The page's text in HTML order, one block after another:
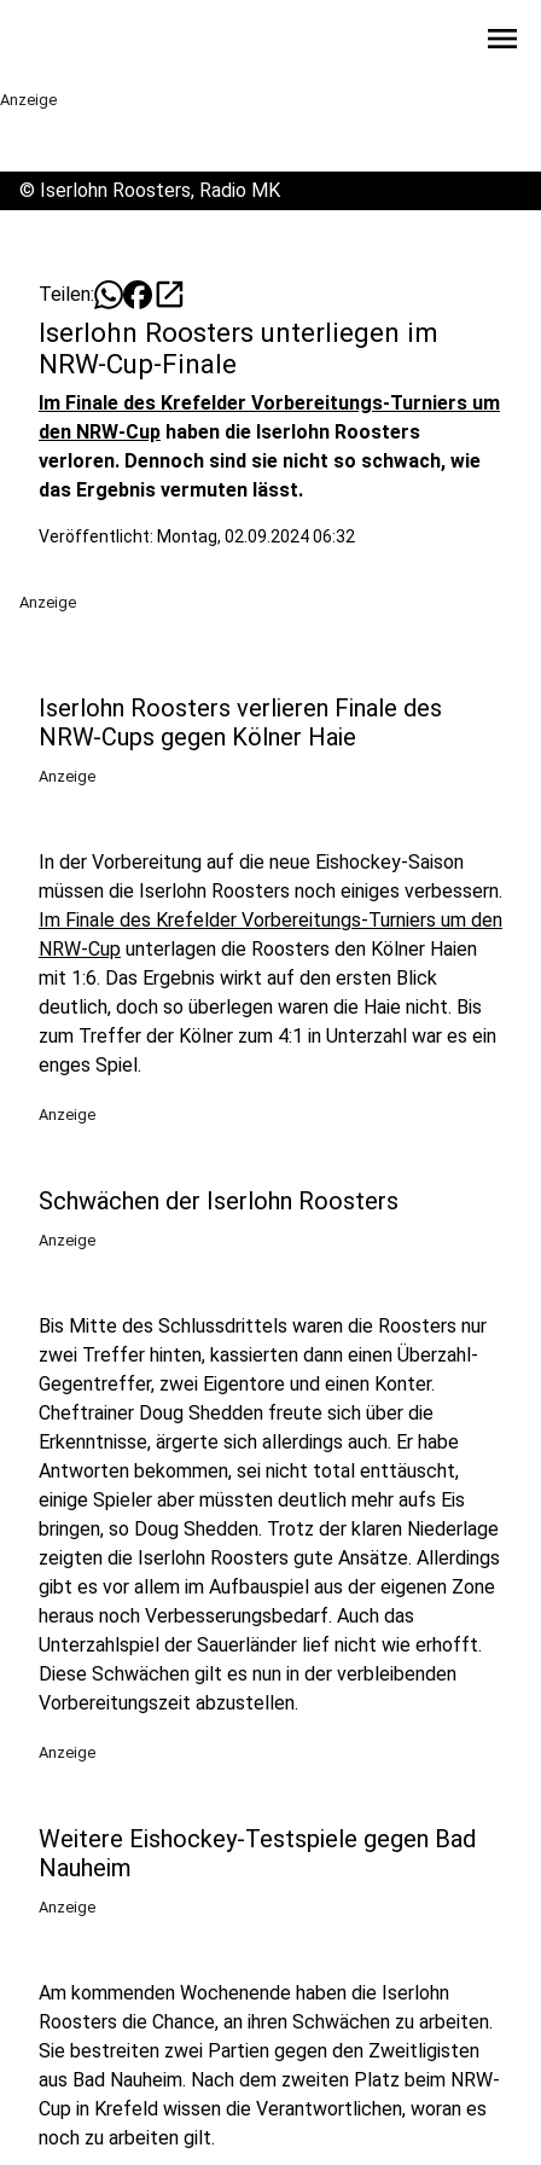
menu
Anzeige
© Iserlohn Roosters, Radio MK
Teilen: open_in_new
Iserlohn Roosters unterliegen im
NRW-Cup-Finale
Im Finale des Krefelder Vorbereitungs-Turniers um
den NRW-Cup haben die Iserlohn Roosters
verloren. Dennoch sind sie nicht so schwach, wie
das Ergebnis vermuten lässt.
Veröffentlicht: Montag, 02.09.2024 06:32
Anzeige
Iserlohn Roosters verlieren Finale des
NRW-Cups gegen Kölner Haie
Anzeige
In der Vorbereitung auf die neue Eishockey-Saison
müssen die Iserlohn Roosters noch einiges verbessern.
Im Finale des Krefelder Vorbereitungs-Turniers um den
NRW-Cup unterlagen die Roosters den Kölner Haien
mit 1:6. Das Ergebnis wirkt auf den ersten Blick
deutlich, doch so überlegen waren die Haie nicht. Bis
zum Treffer der Kölner zum 4:1 in Unterzahl war es ein
enges Spiel.
Anzeige
Schwächen der Iserlohn Roosters
Anzeige
Bis Mitte des Schlussdrittels waren die Roosters nur
zwei Treffer hinten, kassierten dann einen Überzahl-
Gegentreffer, zwei Eigentore und einen Konter.
Cheftrainer Doug Shedden freute sich über die
Erkenntnisse, ärgerte sich allerdings auch. Er habe
Antworten bekommen, sei nicht total enttäuscht,
einige Spieler aber müssten deutlich mehr aufs Eis
bringen, so Doug Shedden. Trotz der klaren Niederlage
zeigten die Iserlohn Roosters gute Ansätze. Allerdings
gibt es vor allem im Aufbauspiel aus der eigenen Zone
heraus noch Verbesserungsbedarf. Auch das
Unterzahlspiel der Sauerländer lief nicht wie erhofft.
Diese Schwächen gilt es nun in der verbleibenden
Vorbereitungszeit abzustellen.
Anzeige
Weitere Eishockey-Testspiele gegen Bad
Nauheim
Anzeige
Am kommenden Wochenende haben die Iserlohn
Roosters die Chance, an ihren Schwächen zu arbeiten.
Sie bestreiten zwei Partien gegen den Zweitligisten
aus Bad Nauheim. Nach dem zweiten Platz beim NRW-
Cup in Krefeld wissen die Verantwortlichen, woran es
noch zu arbeiten gilt.